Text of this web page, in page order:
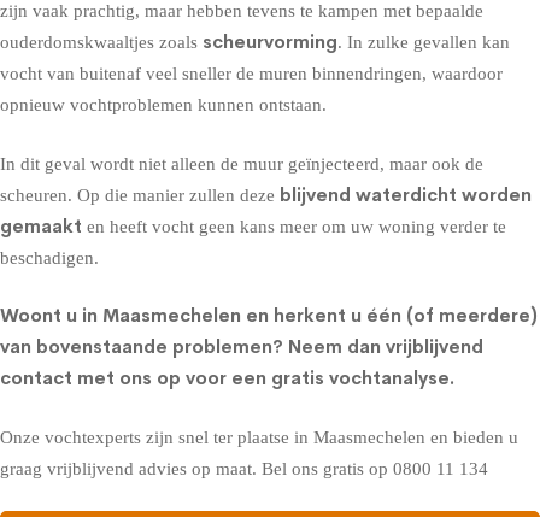
zijn vaak prachtig, maar hebben tevens te kampen met bepaalde
ouderdomskwaaltjes zoals scheurvorming. In zulke gevallen kan
vocht van buitenaf veel sneller de muren binnendringen, waardoor
opnieuw vochtproblemen kunnen ontstaan.
In dit geval wordt niet alleen de muur geïnjecteerd, maar ook de
scheuren. Op die manier zullen deze blijvend waterdicht worden
gemaakt en heeft vocht geen kans meer om uw woning verder te
beschadigen.
Woont u in Maasmechelen en herkent u één (of meerdere)
van bovenstaande problemen? Neem dan vrijblijvend
contact met ons op voor een gratis vochtanalyse.
Onze vochtexperts zijn snel ter plaatse in Maasmechelen en bieden u
graag vrijblijvend advies op maat. Bel ons gratis op 0800 11 134